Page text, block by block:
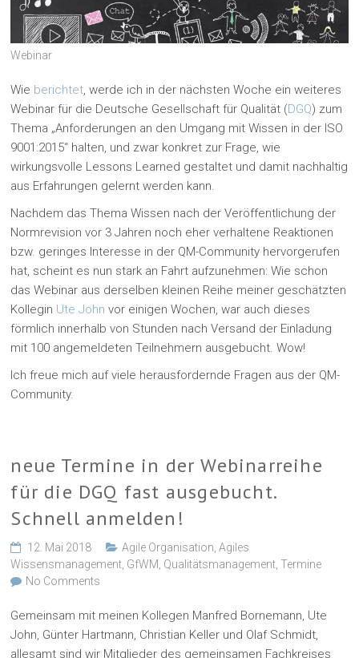
Webinar
Wie berichtet, werde ich in der nächsten Woche ein weiteres
Webinar für die Deutsche Gesellschaft für Qualität (DGQ) zum
Thema „Anforderungen an den Umgang mit Wissen in der ISO
9001:2015“ halten, und zwar konkret zur Frage, wie
wirkungsvolle Lessons Learned gestaltet und damit nachhaltig
aus Erfahrungen gelernt werden kann.
Nachdem das Thema Wissen nach der Veröffentlichung der
Normrevision vor 3 Jahren noch eher verhaltene Reaktionen
bzw. geringes Interesse in der QM-Community hervorgerufen
hat, scheint es nun stark an Fahrt aufzunehmen: Wie schon
das Webinar aus derselben kleinen Reihe meiner geschätzten
Kollegin Ute John vor einigen Wochen, war auch dieses
förmlich innerhalb von Stunden nach Versand der Einladung
mit 100 angemeldeten Teilnehmern ausgebucht. Wow!
Ich freue mich auf viele herausfordernde Fragen aus der QM-
Community.
neue Termine in der Webinarreihe
für die DGQ fast ausgebucht.
Schnell anmelden!
12. Mai 2018 Agile Organisation,Agiles
Wissensmanagement, GfWM, Qualitätsmanagement,Termine
No Comments
Gemeinsam mit meinen Kollegen Manfred Bornemann, Ute
John, Günter Hartmann, Christian Keller und Olaf Schmidt,
allesamt sind wir Mitglieder des gemeinsamen Fachkreises